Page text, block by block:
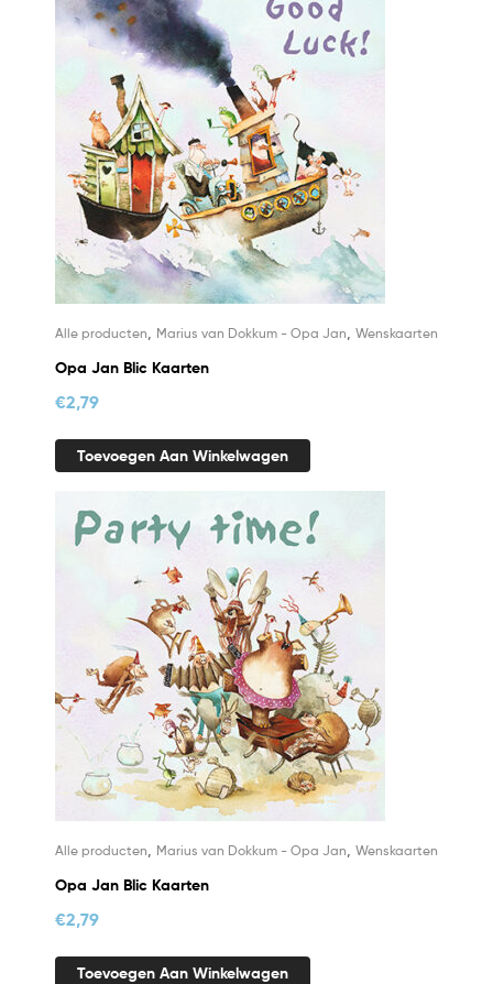
Alle producten Marius van Dokkum - Opa Jan Wenskaarten
Opa Jan Blic Kaarten
€2,79
Toevoegen Aan Winkelwagen
Alle producten Marius van Dokkum - Opa Jan Wenskaarten
Opa Jan Blic Kaarten
€2,79
Toevoegen Aan Winkelwagen